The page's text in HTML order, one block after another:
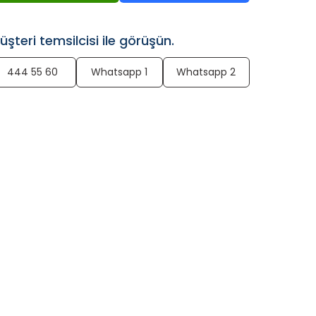
temsilcisi ile görüşün.
444 55 60 Whatsapp 1 Whatsapp 2